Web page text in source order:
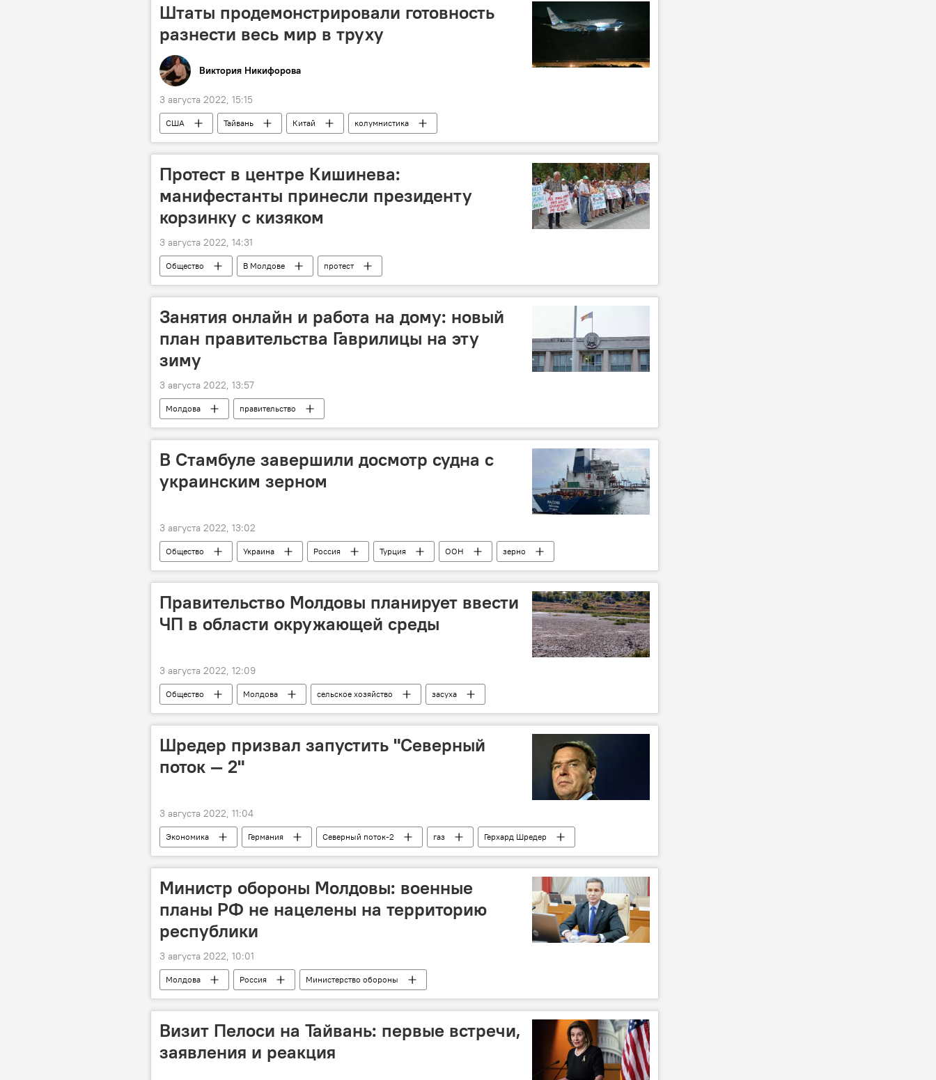
Штаты продемонстрировали готовность
разнести весь мир в труху
Виктория Никифорова
3 августа 2022, 15:15
США Тайвань Китай колумнистика
Протест в центре Кишинева:
манифестанты принесли президенту
корзинку с кизяком
3 августа 2022, 14:31
Общество В Молдове протест
Занятия онлайн и работа на дому: новый
план правительства Гаврилицы на эту
зиму
3 августа 2022, 13:57
Молдова правительство
В Стамбуле завершили досмотр судна с
украинским зерном
3 августа 2022, 13:02
Общество Украина Россия Турция ООН зерно
Правительство Молдовы планирует ввести
ЧП в области окружающей среды
3 августа 2022, 12:09
Общество Молдова сельское хозяйство засуха
Шредер призвал запустить "Северный
поток — 2"
3 августа 2022, 11:04
Экономика Германия Северный поток-2 газ Герхард Шредер
Министр обороны Молдовы: военные
планы РФ не нацелены на территорию
республики
3 августа 2022, 10:01
Молдова Россия Министерство обороны
Визит Пелоси на Тайвань: первые встречи,
заявления и реакция